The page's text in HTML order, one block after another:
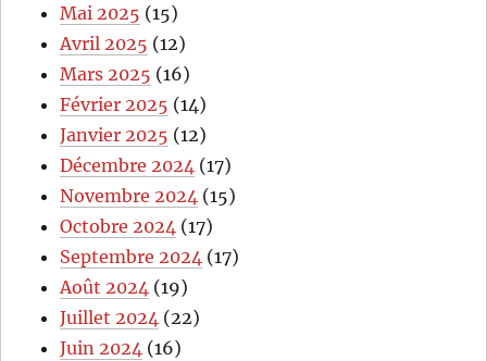
Mai 2025 (15)
Avril 2025 (12)
Mars 2025 (16)
Février 2025 (14)
Janvier 2025 (12)
Décembre 2024 (17)
Novembre 2024 (15)
Octobre 2024 (17)
Septembre 2024 (17)
Août 2024 (19)
Juillet 2024 (22)
Juin 2024 (16)